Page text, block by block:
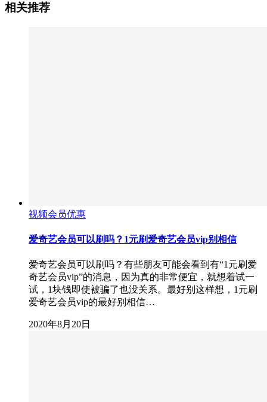
相关推荐
视频会员优惠
爱奇艺会员可以刷吗？1元刷爱奇艺会员vip别相信
爱奇艺会员可以刷吗？有些朋友可能会看到有“1元刷爱
奇艺会员vip”的消息，因为真的非常便宜，就想着试一
试，1块钱即使被骗了也没关系。最好别这样想，1元刷
爱奇艺会员vip的最好别相信…
2020年8月20日